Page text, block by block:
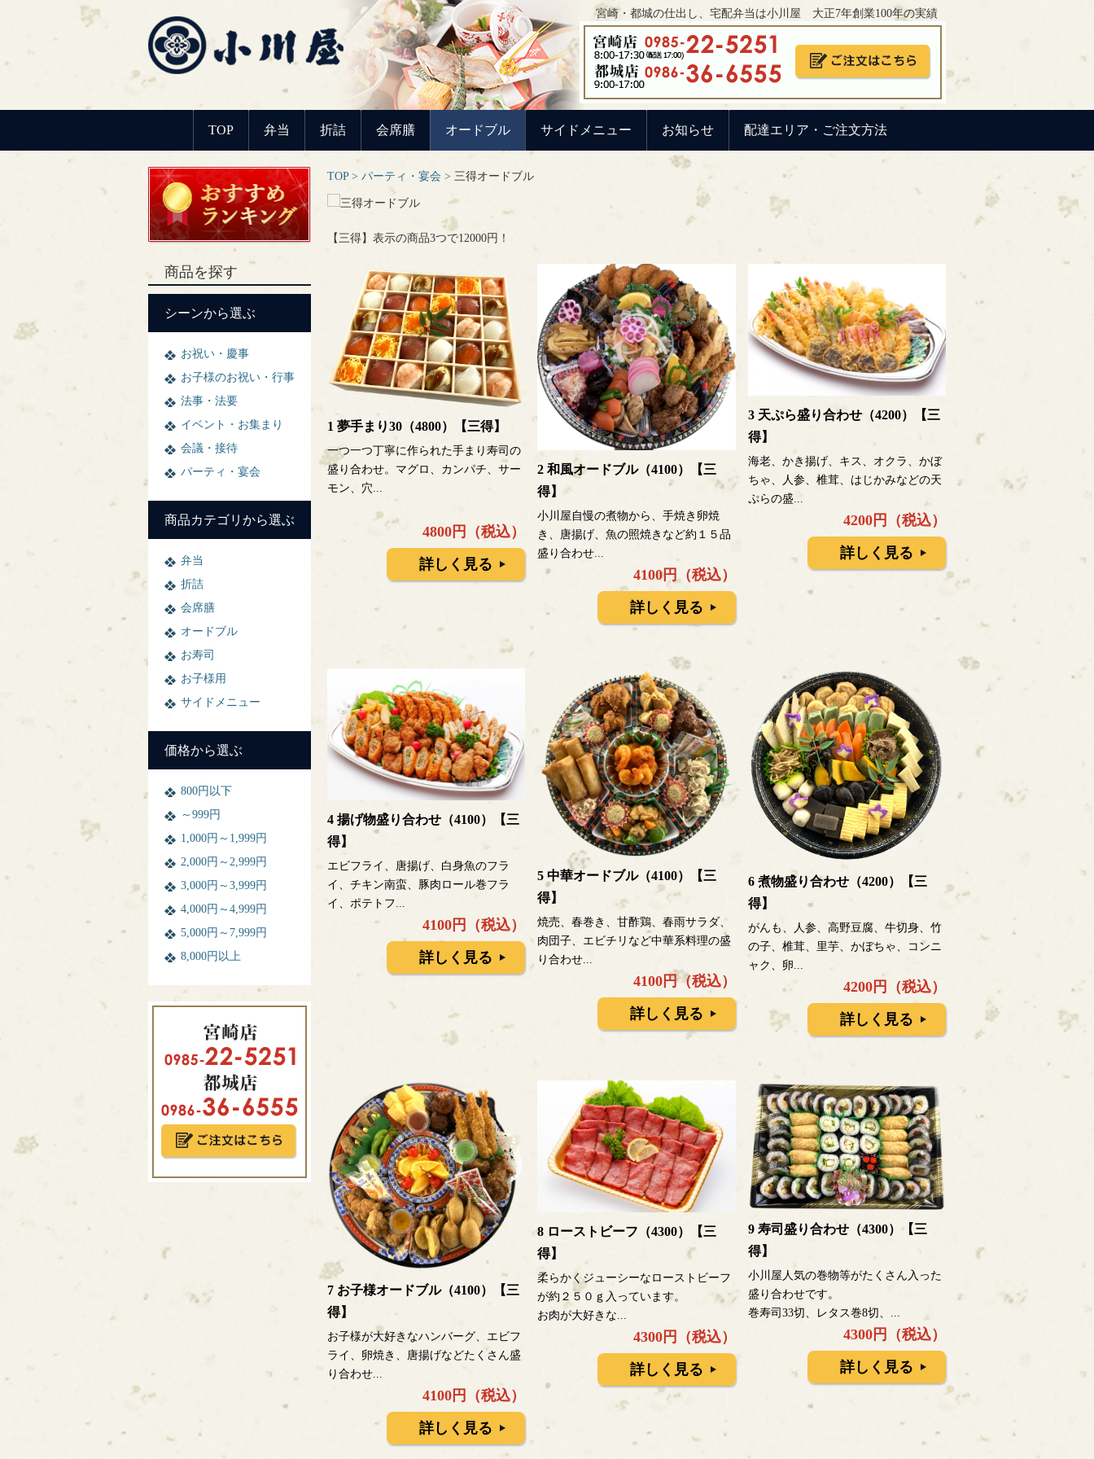
宮崎・都城の仕出し、宅配弁当は小川屋 大正7年創業100年の実績
TOP 弁当 折詰 会席膳 オードブル サイドメニュー お知らせ 配達エリア・ご注文方法
TOP パーティ・宴会 三得オードブル
【三得】表示の商品3つで12000円！
1 夢手まり30（4800）【三得】
一つ一つ丁寧に作られた手まり寿司の
盛り合わせ。マグロ、カンパチ、サー
モン、穴...
4800円（税込）
詳しく見る
2 和風オードブル（4100）【三
得】
小川屋自慢の煮物から、手焼き卵焼
き、唐揚げ、魚の照焼きなど約１５品
盛り合わせ...
4100円（税込）
詳しく見る
3 天ぷら盛り合わせ（4200）【三
得】
海老、かき揚げ、キス、オクラ、かぼ
ちゃ、人参、椎茸、はじかみなどの天
ぷらの盛...
4200円（税込）
詳しく見る
4 揚げ物盛り合わせ（4100）【三
得】
エビフライ、唐揚げ、白身魚のフラ
イ、チキン南蛮、豚肉ロール巻フラ
イ、ポテトフ...
4100円（税込）
詳しく見る
5 中華オードブル（4100）【三
得】
焼売、春巻き、甘酢鶏、春雨サラダ、
肉団子、エビチリなど中華系料理の盛
り合わせ...
4100円（税込）
詳しく見る
6 煮物盛り合わせ（4200）【三
得】
がんも、人参、高野豆腐、牛切身、竹
の子、椎茸、里芋、かぼちゃ、コンニ
ャク、卵...
4200円（税込）
詳しく見る
7 お子様オードブル（4100）【三
得】
お子様が大好きなハンバーグ、エビフ
ライ、卵焼き、唐揚げなどたくさん盛
り合わせ...
4100円（税込）
詳しく見る
8 ローストビーフ（4300）【三
得】
柔らかくジューシーなローストビーフ
が約２５０ｇ入っています。
お肉が大好きな...
4300円（税込）
詳しく見る
9 寿司盛り合わせ（4300）【三
得】
小川屋人気の巻物等がたくさん入った
盛り合わせです。
巻寿司33切、レタス巻8切、...
4300円（税込）
詳しく見る
商品を探す
シーンから選ぶ
お祝い・慶事
お子様のお祝い・行事
法事・法要
イベント・お集まり
会議・接待
パーティ・宴会
商品カテゴリから選ぶ
弁当
折詰
会席膳
オードブル
お寿司
お子様用
サイドメニュー
価格から選ぶ
800円以下
～999円
1,000円～1,999円
2,000円～2,999円
3,000円～3,999円
4,000円～4,999円
5,000円～7,999円
8,000円以上